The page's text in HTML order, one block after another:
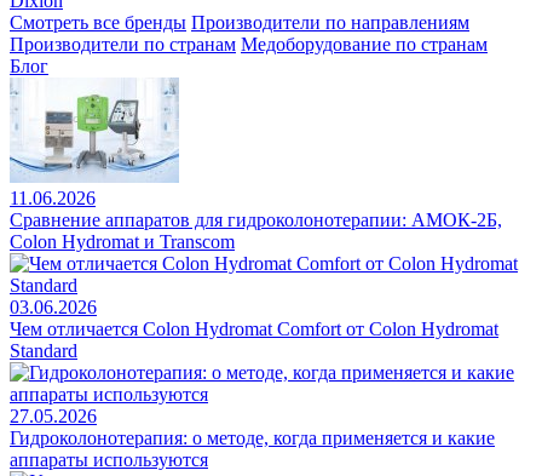
Смотреть все бренды Производители по направлениям
Производители по странам Медоборудование по странам
Блог
11.06.2026
Сравнение аппаратов для гидроколонотерапии: АМОК-2Б,
Colon Hydromat и Transcom
03.06.2026
Чем отличается Colon Hydromat Comfort от Colon Hydromat
Standard
27.05.2026
Гидроколонотерапия: о методе, когда применяется и какие
аппараты используются